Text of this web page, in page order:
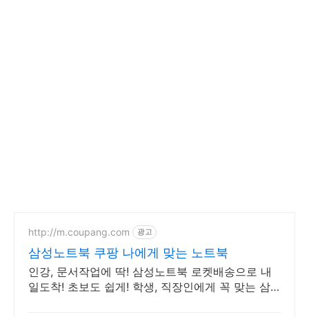
http://m.coupang.com 광고
삼성노트북 쿠팡 나에게 맞는 노트북
인강, 문서작업에 딱! 삼성노트북 로켓배송으로 내
일도착! 초보도 쉽게! 학생, 직장인에게 꼭 맞는 삼